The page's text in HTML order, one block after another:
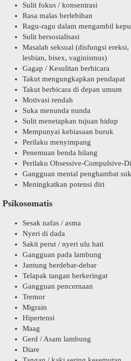
Sulit fokus / konsentrasi
Rasa malas berlebihan
Ragu-ragu dalam mengambil
Sulit bersosialisasi
Masalah seksual (disfungsi
lesbian, bisex, vaginismus)
Gagap / Kesulitan berbicara
Takut mengungkapkan pendapat
Takut berbicara di depan umum
Motivasi rendah
Suka menunda nunda
Sulit menetapkan tujuan hidup
Mempunyai kebiasaan buruk
Perilaku menyimpang
Penemuan benda hilang
Perilaku Obsessive-Compulsive-
Gangguan mental penghambat
Meningkatkan potensi diri
Psikosomatis
Sesak nafas / asma
Nyeri di dada
Sakit perut / nyeri ulu hati
Gangguan pada lambung
Jantung berdebar-debar
Telapak tangan berkeringat
Gangguan pencernaan
Tremor
Migrain
Hipertensi
Maag
Gerd / Asam lambung
Diare